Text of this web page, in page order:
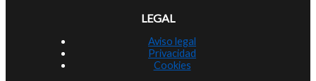
LEGAL
Aviso legal
Privacidad
Cookies